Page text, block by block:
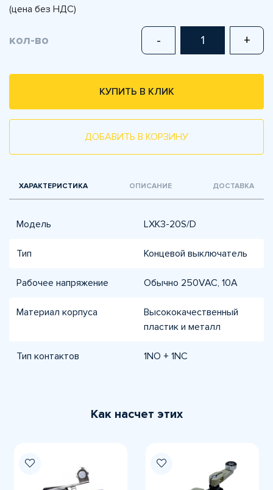
(цена без НДС)
кол-во - +
КУПИТЬ В КЛИК
ДОБАВИТЬ В КОРЗИНУ
ХАРАКТЕРИСТИКА ОПИСАНИЕ ДОСТАВКА
Модель LXK3-20S/D
Тип Концевой выключатель
Рабочее напряжение Обычно 250VAC, 10A
Материал корпуса
Высококачественный
пластик и металл
Тип контактов 1NO + 1NC
Как насчет этих